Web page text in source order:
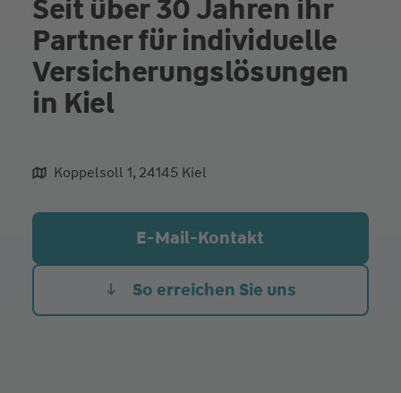
Seit über 30 Jahren ihr
Partner für individuelle
Versicherungslösungen
in Kiel
aliqua culpa cillum ullamco
Koppelsoll 1, 24145 Kiel
E-Mail-Kontakt
So erreichen Sie uns